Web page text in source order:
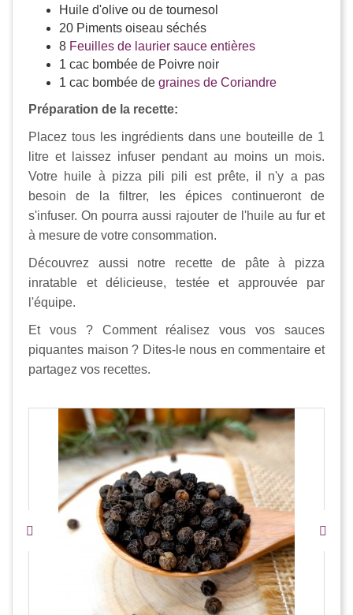
Huile d'olive ou de tournesol
20 Piments oiseau séchés
8 Feuilles de laurier sauce entières
1 cac bombée de Poivre noir
1 cac bombée degraines de Coriandre
Préparation de la recette:
Placez tous les ingrédients dans une bouteille de 1
litre et laissez infuser pendant au moins un mois.
Votre huile à pizza pili pili est prête, il n'y a pas
besoin de la filtrer, les épices continueront de
s'infuser. On pourra aussi rajouter de l'huile au fur et
à mesure de votre consommation.
Découvrez aussi notre recette de pâte à pizza
inratable et délicieuse, testée et approuvée par
l'équipe.
Et vous ? Comment réalisez vous vos sauces
piquantes maison ? Dites-le nous en commentaire et
partagez vos recettes.